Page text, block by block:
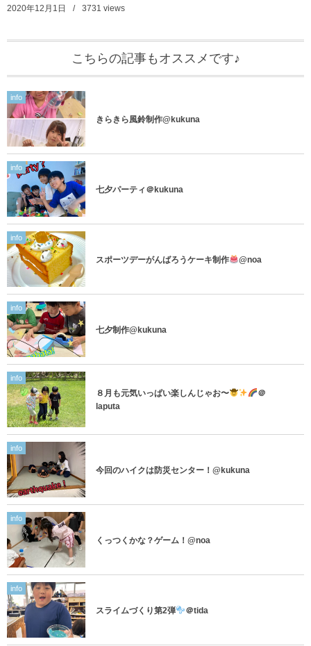
2020年12月1日 3731 views
こちらの記事もオススメです♪
info
きらきら風鈴制作@kukuna
info
七夕パーティ＠kukuna
info
スポーツデーがんばろうケーキ制作 @noa
info
七夕制作@kukuna
info
８月も元気いっぱい楽しんじゃお〜
＠
laputa
info
今回のハイクは防災センター！@kukuna
info
くっつくかな？ゲーム！@noa
info
スライムづくり第2弾 ＠tida